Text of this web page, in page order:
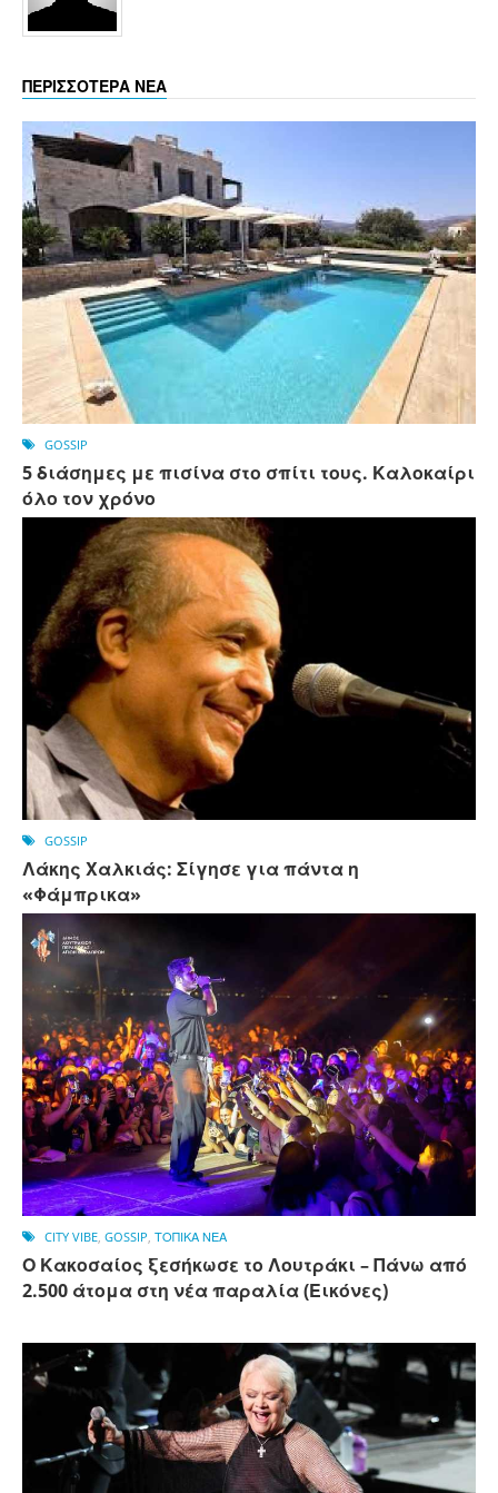
ΠΕΡΙΣΣΟΤΕΡΑ ΝΕΑ
GOSSIP
5 διάσημες με πισίνα στο σπίτι τους. Καλοκαίρι
όλο τον χρόνο
GOSSIP
Λάκης Χαλκιάς: Σίγησε για πάντα η
«Φάμπρικα»
CITY VIBE, GOSSIP, ΤΟΠΙΚΑ ΝΕΑ
Ο Κακοσαίος ξεσήκωσε το Λουτράκι – Πάνω από
2.500 άτομα στη νέα παραλία (Εικόνες)